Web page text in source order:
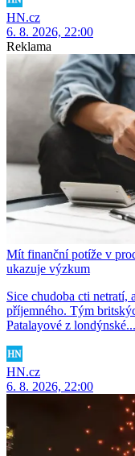
HN.cz
6. 8. 2026, 22:00
Reklama
Mít finanční potíže v
ukazuje výzkum
Sice chudoba cti netratí,
příjemného. Tým
Patalayové z londýnské...
HN.cz
6. 8. 2026, 22:00